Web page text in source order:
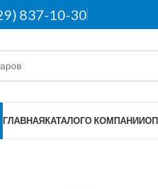
837-10-30
ГЛАВНАЯКАТАЛОГО КОМПАНИИ